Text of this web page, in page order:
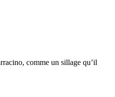
comme un sillage qu’il